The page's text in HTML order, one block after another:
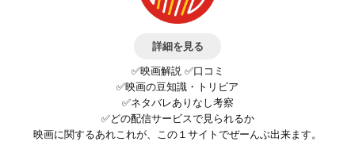
詳細を見る
✅映画解説 ✅口コミ
✅映画の豆知識・トリビア
✅ネタバレありなし考察
✅どの配信サービスで見られるか
映画に関するあれこれが、この１サイトでぜーんぶ出来ます。